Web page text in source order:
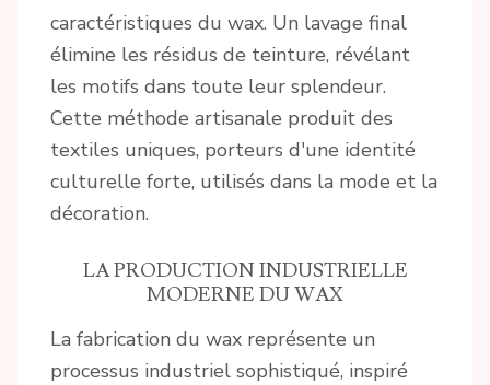
caractéristiques du wax. Un lavage final
élimine les résidus de teinture, révélant
les motifs dans toute leur splendeur.
Cette méthode artisanale produit des
textiles uniques, porteurs d'une identité
culturelle forte, utilisés dans la mode et la
décoration.
LA PRODUCTION INDUSTRIELLE
MODERNE DU WAX
La fabrication du wax représente un
processus industriel sophistiqué, inspiré